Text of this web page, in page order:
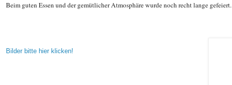
Beim guten Essen und der gemütlicher Atmosphäre wurde noch recht lange gefeiert.
Bilder bitte hier klicken!